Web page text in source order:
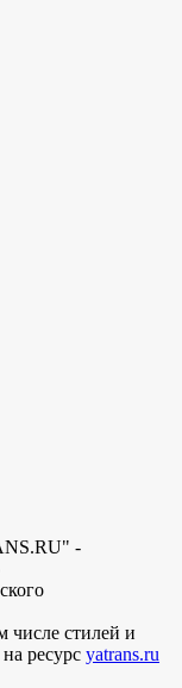
-
числе стилей и
ресурс yatrans.ru